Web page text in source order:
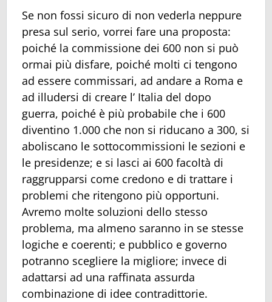
Se non fossi sicuro di non vederla neppure
presa sul serio, vorrei fare una proposta:
poiché la commissione dei 600 non si può
ormai più disfare, poiché molti ci tengono
ad essere commissari, ad andare a Roma e
ad illudersi di creare l’ Italia del dopo
guerra, poiché è più probabile che i 600
diventino 1.000 che non si riducano a 300, si
aboliscano le sottocommissioni le sezioni e
le presidenze; e si lasci ai 600 facoltà di
raggrupparsi come credono e di trattare i
problemi che ritengono più opportuni.
Avremo molte soluzioni dello stesso
problema, ma almeno saranno in se stesse
logiche e coerenti; e pubblico e governo
potranno scegliere la migliore; invece di
adattarsi ad una raffinata assurda
combinazione di idee contradittorie.